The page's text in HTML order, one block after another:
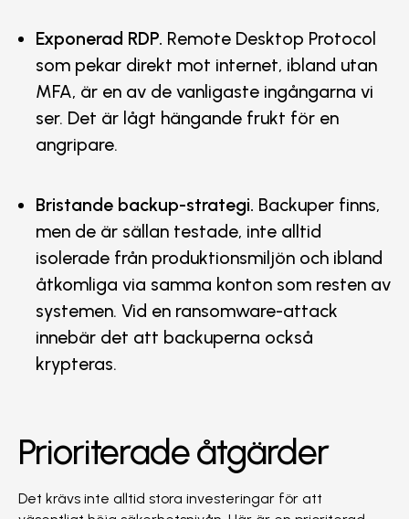
Exponerad RDP. Remote Desktop Protocol
som pekar direkt mot internet, ibland utan
MFA, är en av de vanligaste ingångarna vi
ser. Det är lågt hängande frukt för en
angripare.
Bristande backup-strategi. Backuper finns,
men de är sällan testade, inte alltid
isolerade från produktionsmiljön och ibland
åtkomliga via samma konton som resten av
systemen. Vid en ransomware-attack
innebär det att backuperna också
krypteras.
Prioriterade åtgärder
Det krävs inte alltid stora investeringar för att